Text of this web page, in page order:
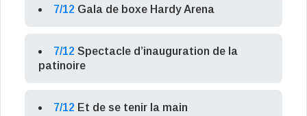
7/12 Gala de boxe Hardy Arena
7/12 Spectacle d’inauguration de la
patinoire
7/12 Et de se tenir la main